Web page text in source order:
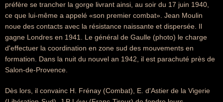
préfère se trancher la gorge livrant ainsi, au soir du 17 juin 1940,
ce que lui-même a appelé «son premier combat». Jean Moulin
noue des contacts avec la résistance naissante et dispersée. Il
gagne Londres en 1941. Le général de Gaulle (photo) le charge
d'effectuer la coordination en zone sud des mouvements en
formation. Dans la nuit du nouvel an 1942, il est parachuté près de
Salon-de-Provence.
Dès lors, il convainc H. Frénay (Combat), E. d'Astier de la Vigerie